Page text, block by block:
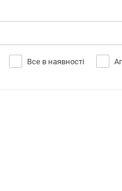
Все в наявності